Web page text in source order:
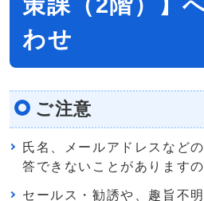
わせ
ご注意
氏名、メールアドレスなど
答できないことがあります
セールス・勧誘や、趣旨不